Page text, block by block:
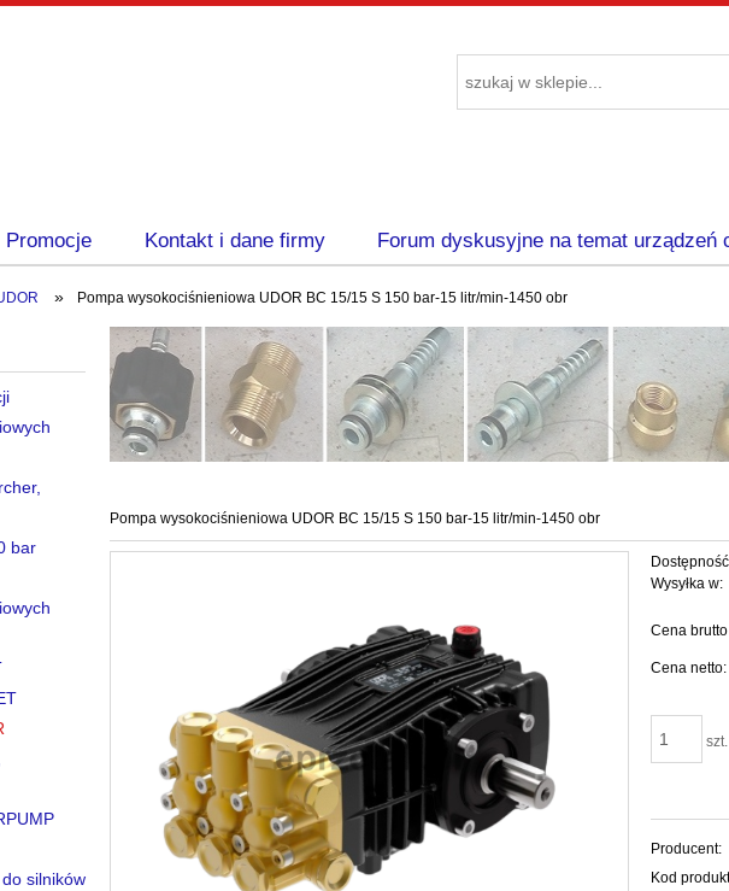
Promocje Kontakt i dane firmy Forum dyskusyjne na temat urządzeń
» Pompa wysokociśnieniowa UDOR BC 15/15 S 150 bar-15 litr/min-1450 obr
bar
do silników
Pompa wysokociśnieniowa UDOR BC 15/15 S 150 bar-15 litr/min-1450 obr
Wysyłka w:
Cena
Cena netto:
szt.
Producent:
Kod